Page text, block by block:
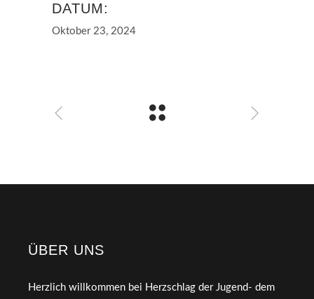
DATUM:
Oktober 23, 2024
ÜBER UNS
Herzlich willkommen bei Herzschlag der Jugend- dem